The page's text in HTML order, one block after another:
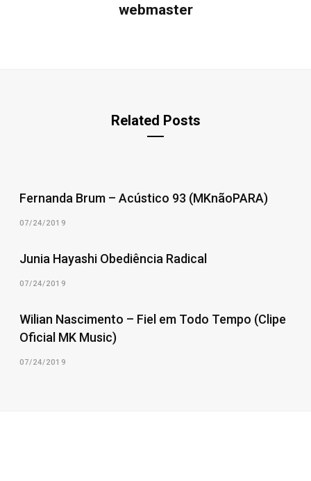
webmaster
Related Posts
Fernanda Brum – Acústico 93 (MKnãoPARA)
07/24/2019
Junia Hayashi Obediência Radical
07/24/2019
Wilian Nascimento – Fiel em Todo Tempo (Clipe
Oficial MK Music)
07/24/2019